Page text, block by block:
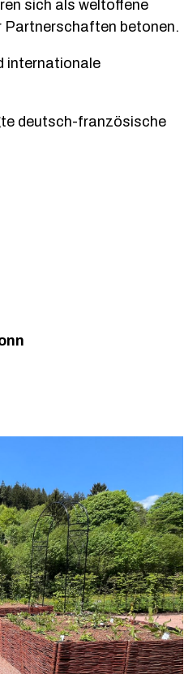
sich als weltoffene
Partnerschaften betonen.
internationale
deutsch-französische